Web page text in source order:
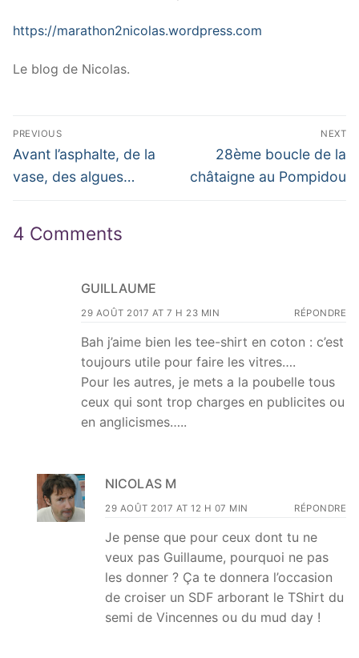
https://marathon2nicolas.wordpress.com
Le blog de Nicolas.
Navigation
de
l’article
PREVIOUS
Previous
post:
Avant l’asphalte, de la
vase, des algues…
NEXT
Next
post:
28ème boucle de la
châtaigne au Pompidou
4 Comments
GUILLAUME
29 AOÛT 2017 AT 7 H 23 MIN RÉPONDRE
Bah j’aime bien les tee-shirt en coton : c’est
toujours utile pour faire les vitres….
Pour les autres, je mets a la poubelle tous
ceux qui sont trop charges en publicites ou
en anglicismes…..
NICOLAS M
29 AOÛT 2017 AT 12 H 07 MIN RÉPONDRE
Je pense que pour ceux dont tu ne
veux pas Guillaume, pourquoi ne pas
les donner ? Ça te donnera l’occasion
de croiser un SDF arborant le TShirt du
semi de Vincennes ou du mud day !